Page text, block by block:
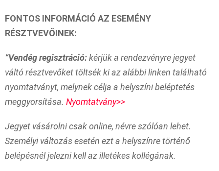
FONTOS INFORMÁCIÓ AZ ESEMÉNY
RÉSZTVEVŐINEK:
“Vendég regisztráció:kérjük a rendezvényre jegyet
váltó résztvevőket töltsék ki az alábbi linken található
nyomtatványt, melynek célja a helyszíni beléptetés
meggyorsítása. Nyomtatvány>>
Jegyet vásárolni csak online, névre szólóan lehet.
Személyi változás esetén ezt a helyszínre történő
belépésnél jelezni kell az illetékes kollégának.